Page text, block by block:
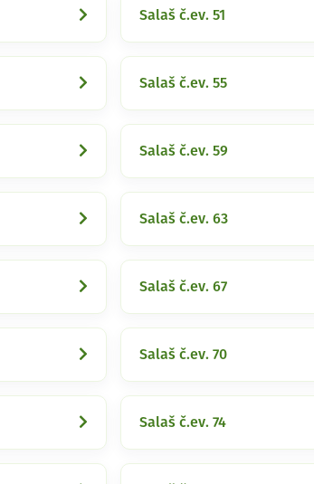
Salaš č.ev. 51
Salaš č.ev. 55
Salaš č.ev. 59
Salaš č.ev. 63
Salaš č.ev. 67
Salaš č.ev. 70
Salaš č.ev. 74